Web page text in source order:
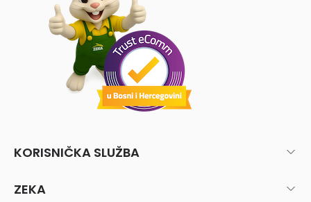
KORISNIČKA SLUŽBA
ZEKA